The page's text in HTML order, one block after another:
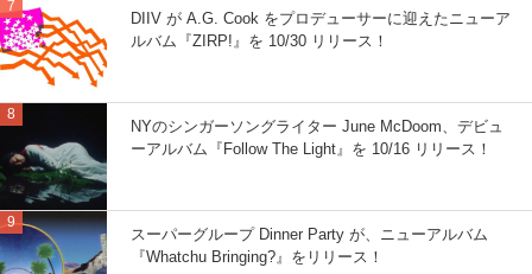
DIIV が A.G. Cook をプロデューサーに迎えたニューア
ルバム『ZIRP!』を 10/30 リリース！
NYのシンガーソングライター June McDoom、デビュ
ーアルバム『Follow The Light』を 10/16 リリース！
スーパーグループ Dinner Party が、ニューアルバム
『Whatchu Bringing?』をリリース！